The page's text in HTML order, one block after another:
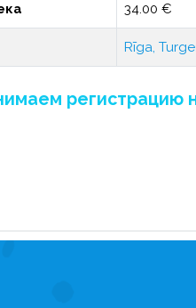
34.00 €
Rīga,
регистрацию